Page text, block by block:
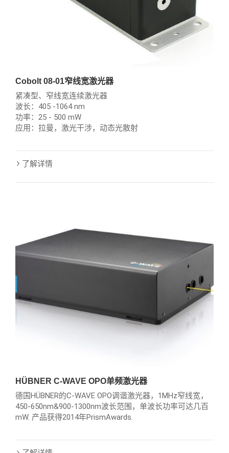
Cobolt 08-01窄线宽激光器
紧凑型、窄线宽连续激光器
波长：405 -1064 nm
功率：25 - 500 mW
应用：拉曼，激光干涉，动态光散射
了解详情
HÜBNER C-WAVE OPO单频激光器
德国HÜBNER的C-WAVE OPO调谐激光器，1MHz窄线宽，
450-650nm&900-1300nm波长范围，单波长功率可达几百
mW. 产品获得2014年PrismAwards.